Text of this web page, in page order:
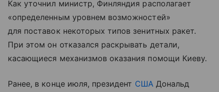
Как уточнил министр, Финляндия располагает
«определенным уровнем возможностей»
для поставок некоторых типов зенитных ракет.
При этом он отказался раскрывать детали,
касающиеся механизмов оказания помощи Киеву.
Ранее, в конце июля, президент СШАДональд